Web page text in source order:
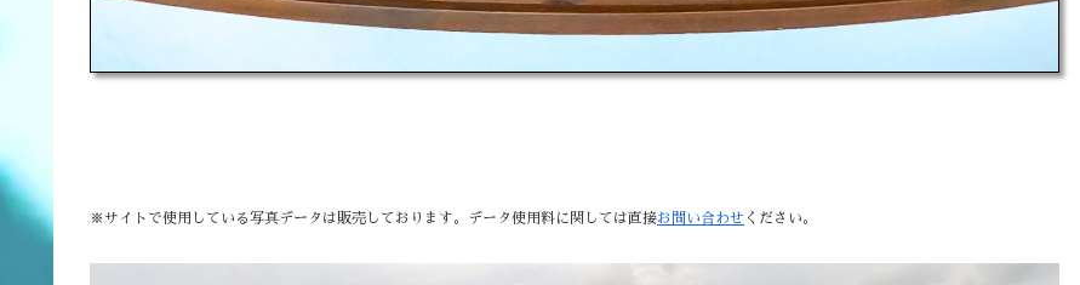
※サイトで使用している写真データは販売しております。データ使用料に関しては直接お問い合わせ ください。